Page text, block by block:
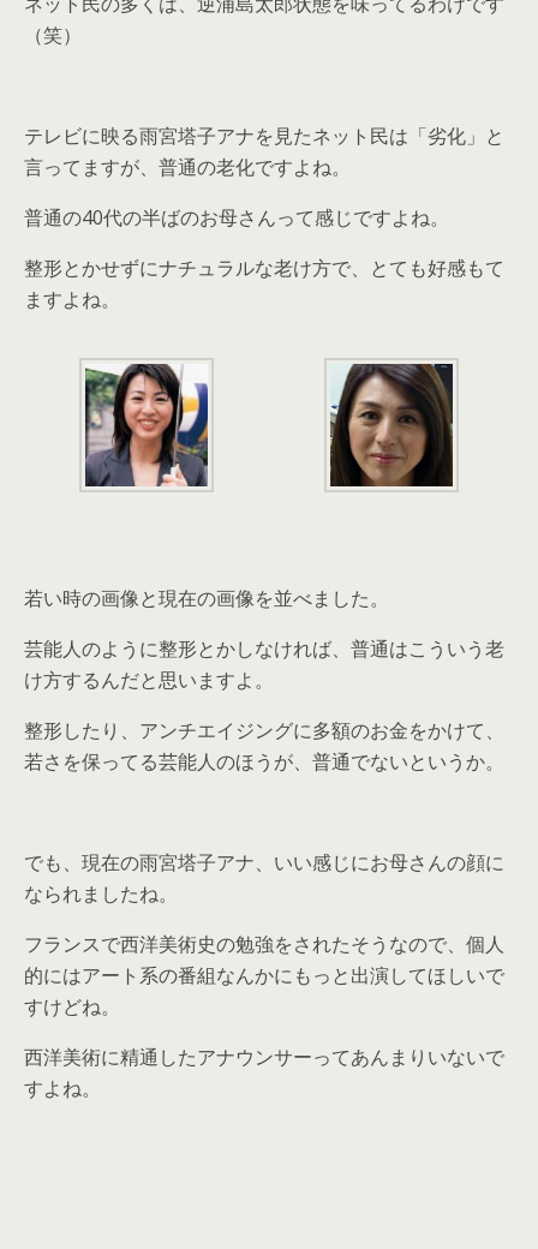
（笑）
テレビに映る雨宮塔子アナを見たネット民は「劣化」と
言ってますが、普通の老化ですよね。
普通の40代の半ばのお母さんって感じですよね。
整形とかせずにナチュラルな老け方で、とても好感もて
ますよね。
若い時の画像と現在の画像を並べました。
芸能人のように整形とかしなければ、普通はこういう老
け方するんだと思いますよ。
整形したり、アンチエイジングに多額のお金をかけて、
若さを保ってる芸能人のほうが、普通でないというか。
でも、現在の雨宮塔子アナ、いい感じにお母さんの顔に
なられましたね。
フランスで西洋美術史の勉強をされたそうなので、個人
的にはアート系の番組なんかにもっと出演してほしいで
すけどね。
西洋美術に精通したアナウンサーってあんまりいないで
すよね。